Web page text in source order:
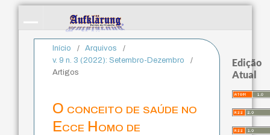
Início / Arquivos
/
v. 9 n. 3 (2022): Setembro-Dezembro
/
Artigos
O conceito de saúde no
Ecce Homo de
Edição
Atual